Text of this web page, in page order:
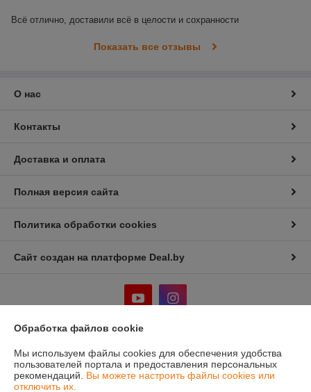
Всё отлично, доставили всё в целости и сохранности
Показать все отзывы
О нас
Контакты
Доставка и оплата
Полная версия сайта
Политика обработки cookies
Сайт создан на платформе Deal.by
Информация для покупателя
Юридическое лицо: ООО "Лигмет групп"
г.Минск, ул. Кальварийская 33, пом.200
Обработка файлов cookie
Мы используем файлы cookies для обеспечения удобства
пользователей портала и предоставления персональных
рекомендаций. Вы можете настроить файлы cookies или
отключить их.